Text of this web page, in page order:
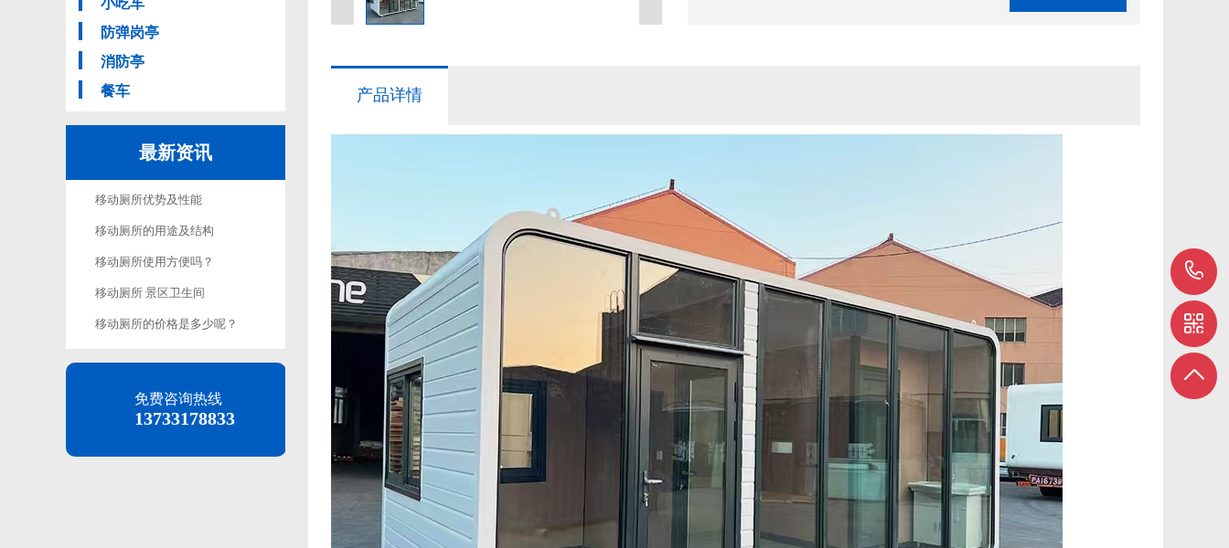
小吃车
防弹岗亭
消防亭
餐车
最新资讯
移动厕所优势及性能
移动厕所的用途及结构
移动厕所使用方便吗？
移动厕所 景区卫生间
移动厕所的价格是多少呢？
免费咨询热线
13733178833
产品详情